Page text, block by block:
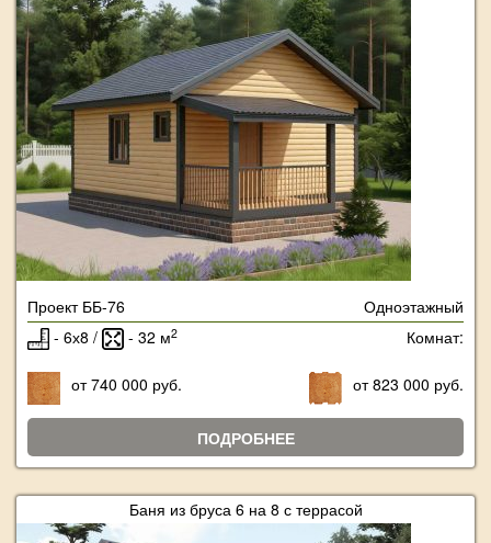
Проект ББ-76
Одноэтажный
- 6х8 /
- 32 м2 Комнат:
от 740 000 руб. от 823 000 руб.
ПОДРОБНЕЕ
Баня из бруса 6 на 8 с террасой